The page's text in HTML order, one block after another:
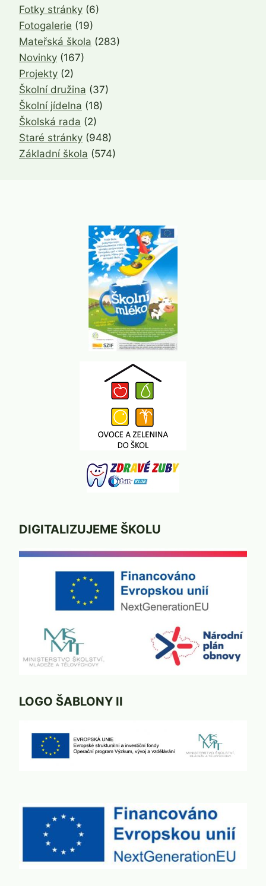
Fotky stránky (6)
Fotogalerie (19)
Mateřská škola (283)
Novinky (167)
Projekty (2)
Školní družina (37)
Školní jídelna (18)
Školská rada (2)
Staré stránky (948)
Základní škola (574)
DIGITALIZUJEME ŠKOLU
LOGO ŠABLONY II